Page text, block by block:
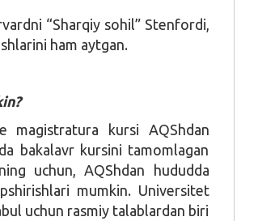
“Sharqiy sohil” Stenfordi,
ham aytgan.
magistratura kursi AQShdan
bakalavr kursini tamomlagan
uchun, AQShdan hududda
mumkin. Universitet
uchun rasmiy talablardan biri